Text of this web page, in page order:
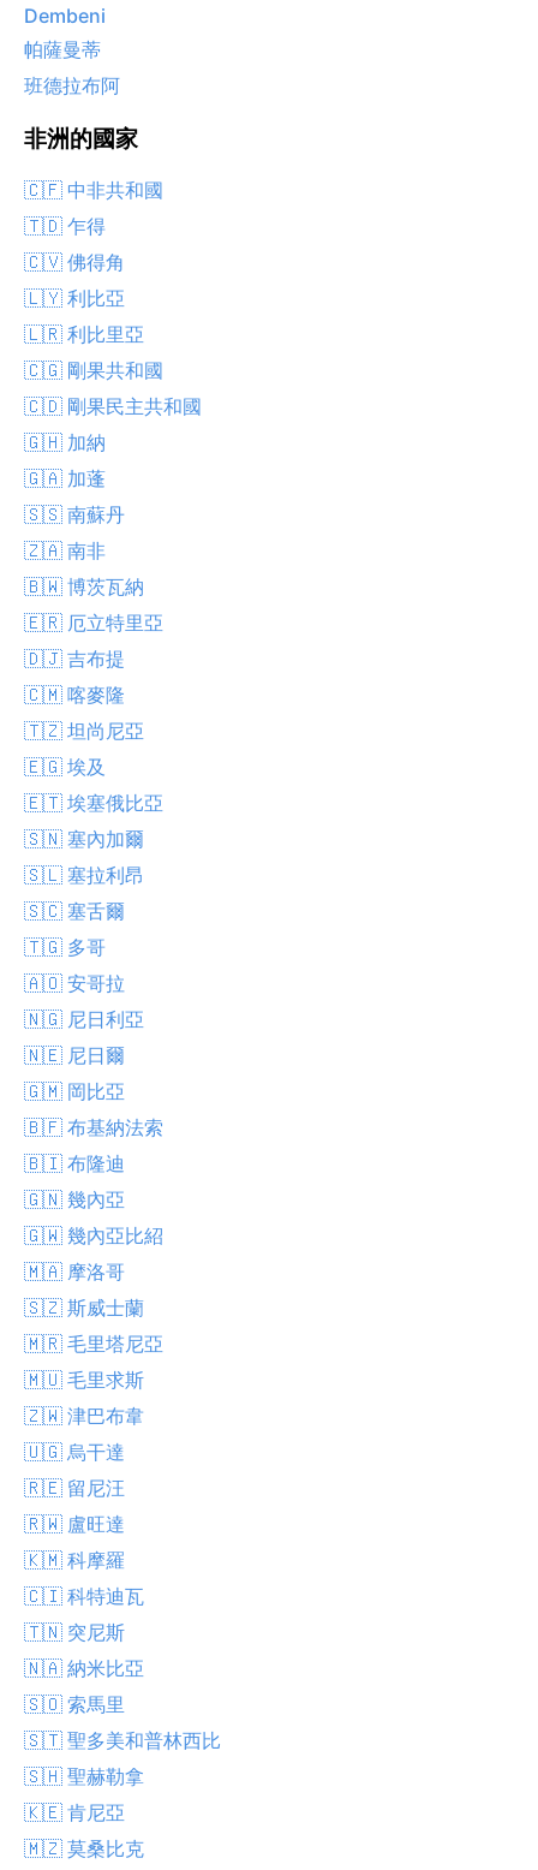
Dembeni
帕薩曼蒂
班德拉布阿
非洲的國家
🇨🇫 中非共和國
🇹🇩 乍得
🇨🇻 佛得角
🇱🇾 利比亞
🇱🇷 利比里亞
🇨🇬 剛果共和國
🇨🇩 剛果民主共和國
🇬🇭 加納
🇬🇦 加蓬
🇸🇸 南蘇丹
🇿🇦 南非
🇧🇼 博茨瓦納
🇪🇷 厄立特里亞
🇩🇯 吉布提
🇨🇲 喀麥隆
🇹🇿 坦尚尼亞
🇪🇬 埃及
🇪🇹 埃塞俄比亞
🇸🇳 塞內加爾
🇸🇱 塞拉利昂
🇸🇨 塞舌爾
🇹🇬 多哥
🇦🇴 安哥拉
🇳🇬 尼日利亞
🇳🇪 尼日爾
🇬🇲 岡比亞
🇧🇫 布基納法索
🇧🇮 布隆迪
🇬🇳 幾內亞
🇬🇼 幾內亞比紹
🇲🇦 摩洛哥
🇸🇿 斯威士蘭
🇲🇷 毛里塔尼亞
🇲🇺 毛里求斯
🇿🇼 津巴布韋
🇺🇬 烏干達
🇷🇪 留尼汪
🇷🇼 盧旺達
🇰🇲 科摩羅
🇨🇮 科特迪瓦
🇹🇳 突尼斯
🇳🇦 納米比亞
🇸🇴 索馬里
🇸🇹 聖多美和普林西比
🇸🇭 聖赫勒拿
🇰🇪 肯尼亞
🇲🇿 莫桑比克